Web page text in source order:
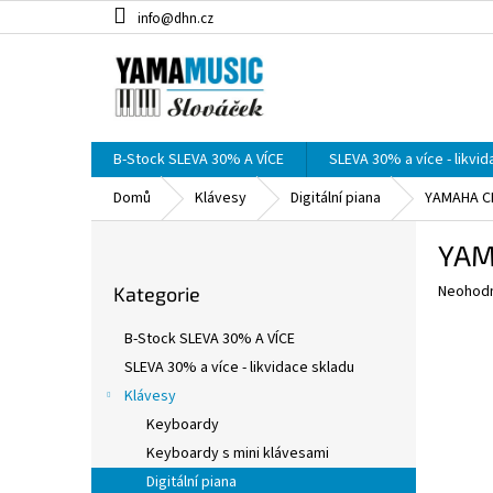
na
info@dhn.cz
B-Stock SLEVA 30% A VÍCE SLEVA 30% a více -
Domů
Klávesy Digitální piana YAMAHA
a
kategorie
Kategorie
B-Stock SLEVA 30% A VÍCE
SLEVA 30% a více - likvidace skladu
Klávesy
Keyboardy
Keyboardy s mini klávesami
Digitální piana